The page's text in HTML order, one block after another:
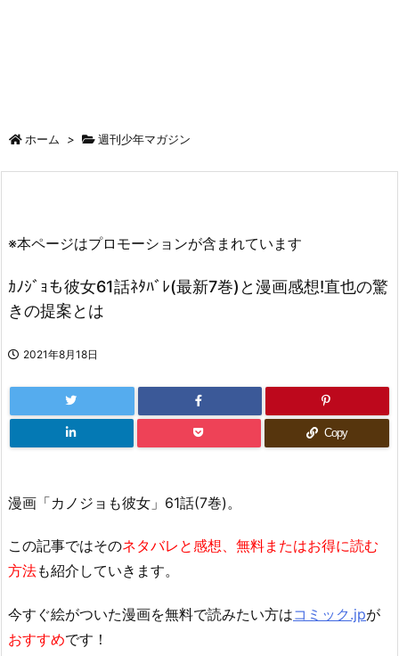
ホーム > 週刊少年マガジン
※本ページはプロモーションが含まれています
ｶﾉｼﾞｮも彼女61話ﾈﾀﾊﾞﾚ(最新7巻)と漫画感想!直也の驚
きの提案とは
2021年8月18日
Copy
漫画「カノジョも彼女」61話(7巻)。
この記事ではそのネタバレと感想、無料またはお得に読む
方法も紹介していきます。
今すぐ絵がついた漫画を無料で読みたい方はコミック.jpが
おすすめです！